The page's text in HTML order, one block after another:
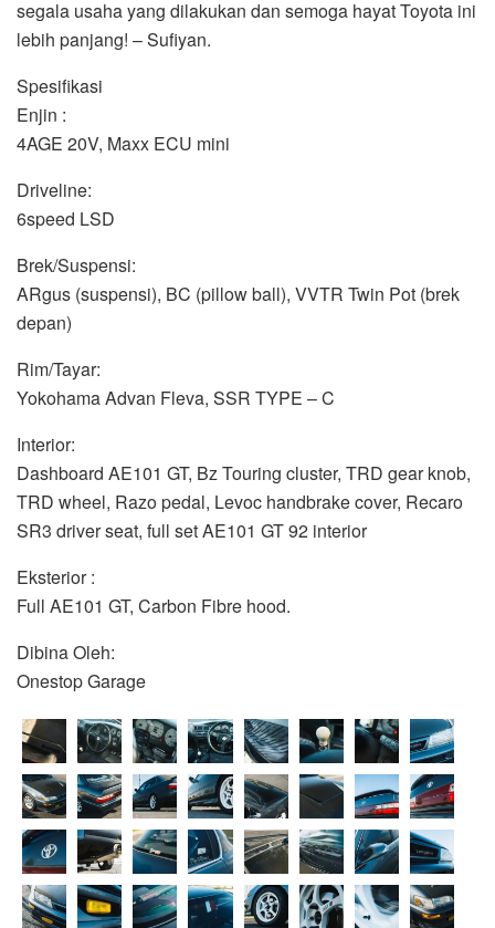
segala usaha yang dilakukan dan semoga hayat Toyota ini
lebih panjang! – Sufiyan.
Spesifikasi
Enjin :
4AGE 20V, Maxx ECU mini
Driveline:
6speed LSD
Brek/Suspensi:
ARgus (suspensi), BC (pillow ball), VVTR Twin Pot (brek
depan)
Rim/Tayar:
Yokohama Advan Fleva, SSR TYPE – C
Interior:
Dashboard AE101 GT, Bz Touring cluster, TRD gear knob,
TRD wheel, Razo pedal, Levoc handbrake cover, Recaro
SR3 driver seat, full set AE101 GT 92 interior
Eksterior :
Full AE101 GT, Carbon Fibre hood.
Dibina Oleh:
Onestop Garage